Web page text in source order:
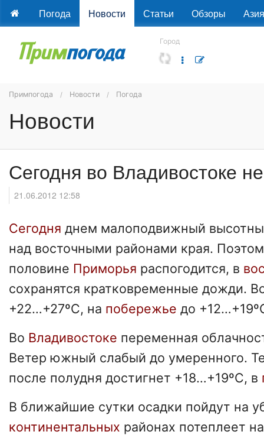
Погода Новости Статьи Обзоры Азия
Город
Примпогода Новости Погода
Новости
Сегодня во Владивостоке
21.06.2012 12:58
Сегодня днем малоподвижный
над восточными районами края.
половине Приморья распогодится, в
сохранятся кратковременные дожди.
+22…+27ºC, на побережье до
Во Владивостоке переменная
Ветер южный слабый до умеренного.
после полудня достигнет +18…+19ºC, в
В ближайшие сутки осадки пойдут на
континентальных районах потеплеет